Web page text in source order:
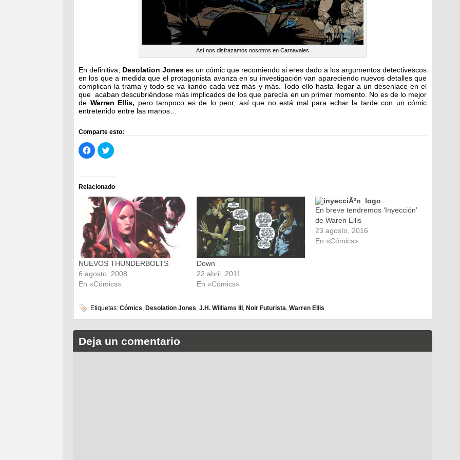
Así nos disfrazamos nosotros en Carnavales
En definitiva, Desolation Jones es un cómic que recomiendo si eres dado a los argumentos detectivescos
en los que a medida que el protagonista avanza en su investigación van apareciendo nuevos detalles que
complican la trama y todo se va liando cada vez más y más. Todo ello hasta llegar a un desenlace en el
que acaban descubriéndose más implicados de los que parecía en un primer momento. No es de lo mejor
de Warren Ellis, pero tampoco es de lo peor, así que no está mal para echar la tarde con un cómic
entretenido entre las manos…
Comparte esto:
Haz
clic
para
Facebook
(Se
abre
en
una
ventana
nueva)
Haz
clic
Twitter
(Se
abre
en
una
ventana
nueva)
Relacionado
NUEVOS THUNDERBOLTS
6 agosto, 2008
En «Cómics»
Down
22 abril, 2011
En «Cómics»
En breve tendremos ‘Inyección’
de Waren Ellis
23 agosto, 2016
En «Cómics»
Etiquetas: Cómics, Desolation Jones, J.H. Williams III , Noir Futurista, Warren Ellis
Deja un comentario